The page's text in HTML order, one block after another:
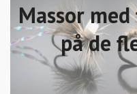
Massor
på de